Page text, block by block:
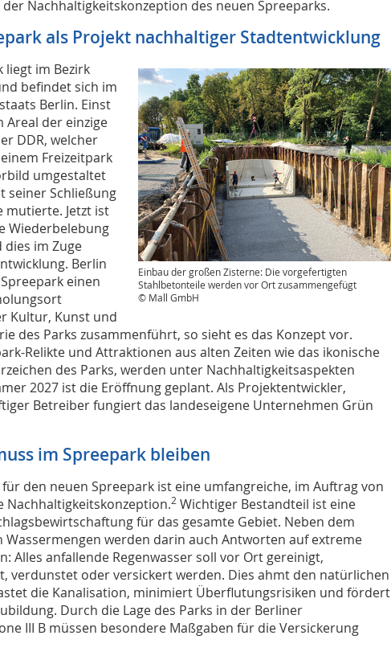
Nachhaltigkeitskonzeption des neuen Spreeparks.
als Projekt nachhaltiger Stadtentwicklung­
Einbau der großen Zisterne: Die vorgefertigten
Stahlbetonteile werden vor Ort zusammengefügt
© Mall GmbH
liegt im Bezirk
befindet sich im
Berlin. Einst
Areal der einzige
DDR, welcher
Freizeitpark
umgestaltet
seiner Schließung
mutierte. Jetzt ist
Wiederbelebung
dies im Zuge
Berlin
einen
Kultur, Kunst und
des Parks zusammenführt, so sieht es das Konzept vor.
Relikte und Attraktionen aus alten Zeiten wie das ikonische
des Parks, werden unter Nachhaltigkeitsaspekten
2027 ist die Eröffnung geplant. Als Projektentwickler,
Betreiber fungiert das landeseigene Unternehmen Grün
im Spreepark bleiben
den neuen Spreepark ist eine umfangreiche, im Auftrag von
Nachhaltigkeitskonzeption.2 Wichtiger Bestandteil ist eine
für das gesamte Gebiet. Neben dem
Wassermengen werden darin auch Antworten auf extreme
Alles anfallende Regenwasser soll vor Ort gereinigt,
verdunstet oder versickert werden. Dies ahmt den natürlichen
die Kanalisation, minimiert Überflutungsrisiken und fördert
Durch die Lage des Parks in der Berliner
III B müssen besondere Maßgaben für die Versickerung